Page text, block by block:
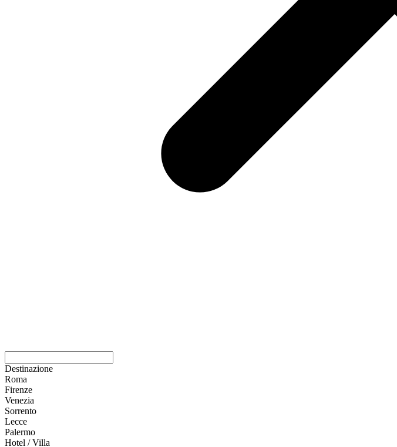
Destinazione
Roma
Firenze
Venezia
Sorrento
Lecce
Palermo
Hotel / Villa